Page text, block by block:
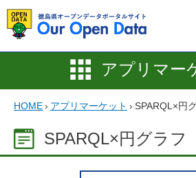
アプリマー
HOME› アプリマーケット › SPARQL×円
SPARQL×円グラフ